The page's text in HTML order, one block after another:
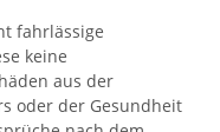
fahrlässige
keine
aus der
oder der Gesundheit